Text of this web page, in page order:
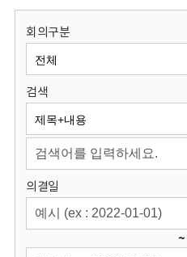
원
회
회의구분
검색
의결일
~